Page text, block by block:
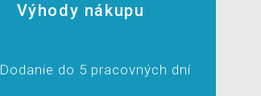
Výhody nákupu
Dodanie do 5 pracovných dní